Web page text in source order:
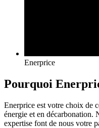
Enerprice
Pourquoi
Enerprice est votre choix de
énergie et en décarbonation.
expertise font de nous votre